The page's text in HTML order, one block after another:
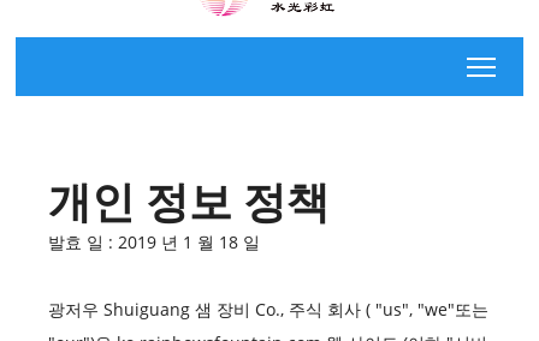
개인 정보 정책
발효 일 : 2019 년 1 월 18 일
광저우 Shuiguang 샘 장비 Co., 주식 회사 ( "us", "we"또는